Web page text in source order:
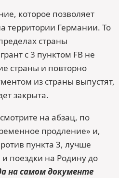
которое позволяет
территории Германии. То
страны
с 3 пунктом FB не
страны и повторно
из страны выпустят,
закрыта.
на абзац, по
продление» и,
пункта 3, лучше
поездки на Родину до
на самом документе